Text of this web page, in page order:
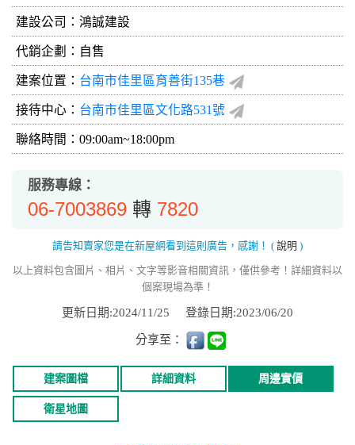
建設公司： 鴻誠建設
代銷企劃：自售
建案位置： 台南市佳里區育善街135巷
接待中心： 台南市佳里區文化路531號
聯絡時間：09:00am~18:00pm
服務專線：
06-7003869 轉 7820
請告知賣家您是在新屋網看到這則廣告，感謝！ ( 說明 )
以上資料包含圖片、相片、文字等影音相關資訊，僅供參考！詳細資料以
個案現場為準！
更新日期:2024/11/25 登錄日期:2023/06/20
分享至：
建案圖檔 詳細資料 周邊實價
衛星地圖